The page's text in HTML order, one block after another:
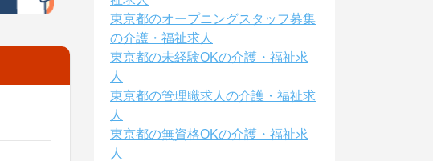
東京都のオープニングスタッフ募集
の介護・福祉求人
東京都の未経験OKの介護・福祉求
人
東京都の管理職求人の介護・福祉求
人
東京都の無資格OKの介護・福祉求
人